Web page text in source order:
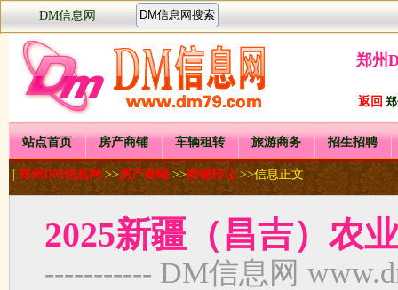
DM信息网
郑州
返回
站点首页 房产商铺 车辆租转 旅游商务 招生招聘
|郑州DM信息网>>房产商铺>>商铺转让>>信息正文
2025新疆（昌吉）农
----------- DM信息网